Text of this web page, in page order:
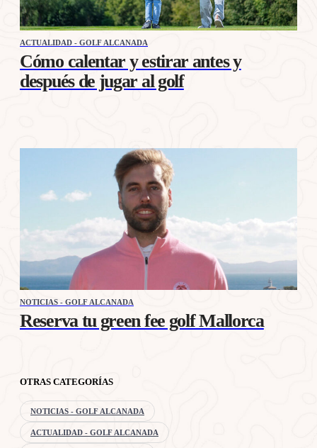
ACTUALIDAD - GOLF ALCANADA
Cómo calentar y estirar antes y
después de jugar al golf
NOTICIAS - GOLF ALCANADA
Reserva tu green fee golf Mallorca
OTRAS CATEGORÍAS
NOTICIAS - GOLF ALCANADA
ACTUALIDAD - GOLF ALCANADA